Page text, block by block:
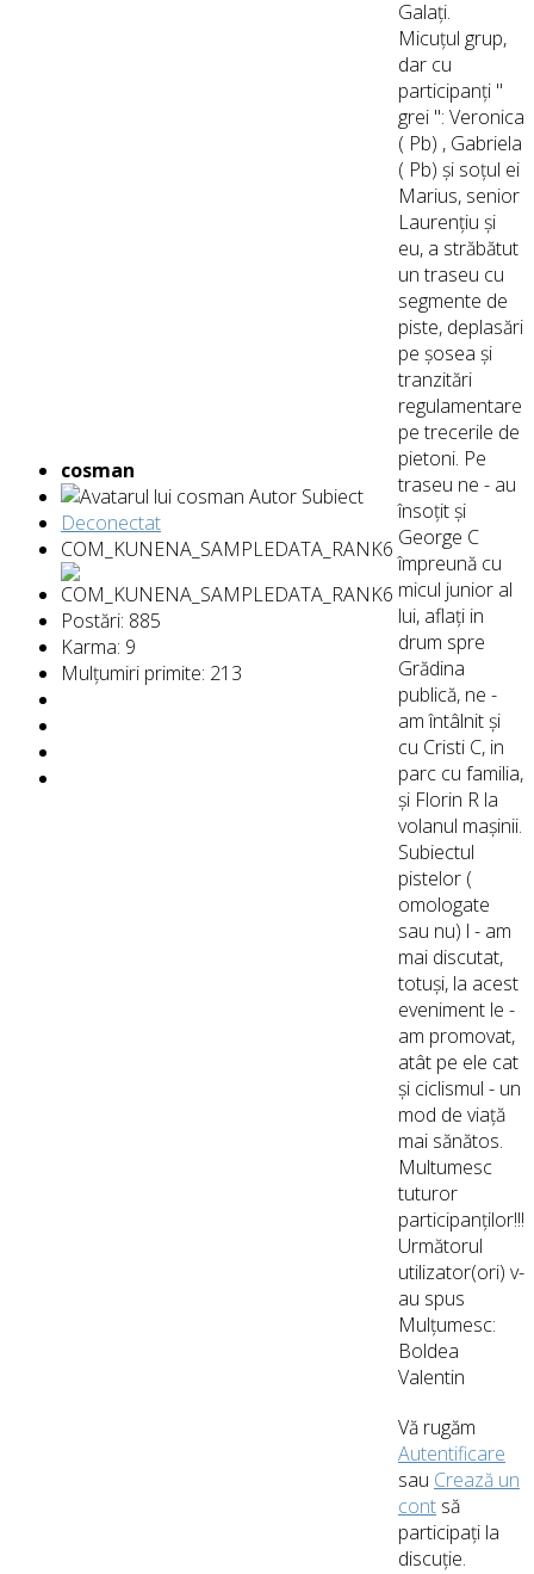
cosman
Autor Subiect
Deconectat
COM_KUNENA_SAMPLEDATA_RANK6
Postări: 885
Karma: 9
Mulțumiri primite: 213
Galați.
Micuțul grup,
dar cu
participanți "
grei ": Veronica
( Pb) , Gabriela
( Pb) și soțul ei
Marius, senior
Laurențiu și
eu, a străbătut
un traseu cu
segmente de
piste, deplasări
pe șosea și
tranzitări
regulamentare
pe trecerile de
pietoni. Pe
traseu ne - au
însoțit și
George C
împreună cu
micul junior al
lui, aflați in
drum spre
Grădina
publică, ne -
am întâlnit și
cu Cristi C, in
parc cu familia,
și Florin R la
volanul mașinii.
Subiectul
pistelor (
omologate
sau nu) l - am
mai discutat,
totuși, la acest
eveniment le -
am promovat,
atât pe ele cat
și ciclismul - un
mod de viață
mai sănătos.
Multumesc
tuturor
participanților!!!
Următorul
utilizator(ori) v-
au spus
Mulțumesc:
Boldea
Valentin
Vă rugăm
Autentificare
sau Crează un
cont să
participaţi la
discuţie.